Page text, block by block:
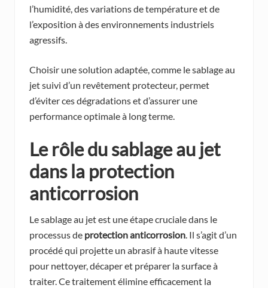
l’humidité, des variations de température et de
l’exposition à des environnements industriels
agressifs.
Choisir une solution adaptée, comme le sablage au
jet suivi d’un revêtement protecteur, permet
d’éviter ces dégradations et d’assurer une
performance optimale à long terme.
Le rôle du sablage au jet
dans la protection
anticorrosion
Le sablage au jet est une étape cruciale dans le
processus de protection anticorrosion. Il s’agit d’un
procédé qui projette un abrasif à haute vitesse
pour nettoyer, décaper et préparer la surface à
traiter. Ce traitement élimine efficacement la